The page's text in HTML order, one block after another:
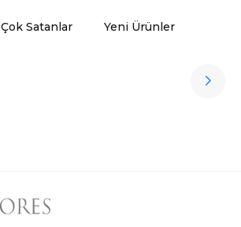
Çok Satanlar Yeni Ürünler